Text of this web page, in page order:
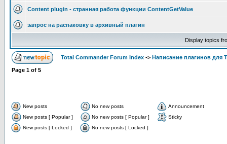
Content plugin - странная работа функции ContentGetValue
запрос на распаковку в архивный плагин
Display topics
Total Commander Forum Index -> Написание плагинов для
Page 1 of 5
New posts No new posts
Announcement
New posts [ Popular ]
No new posts [ Popular ]
Sticky
New posts [ Locked ]
No new posts [ Locked ]